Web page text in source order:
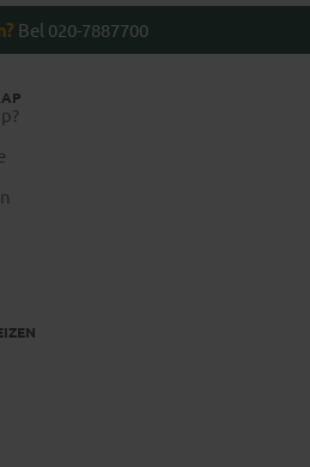
nl
be
voor de meest correcte en
Je kan ook
per land advies opvragen. Bij
Geneeskunde kun je ook
Bel 020-7887700